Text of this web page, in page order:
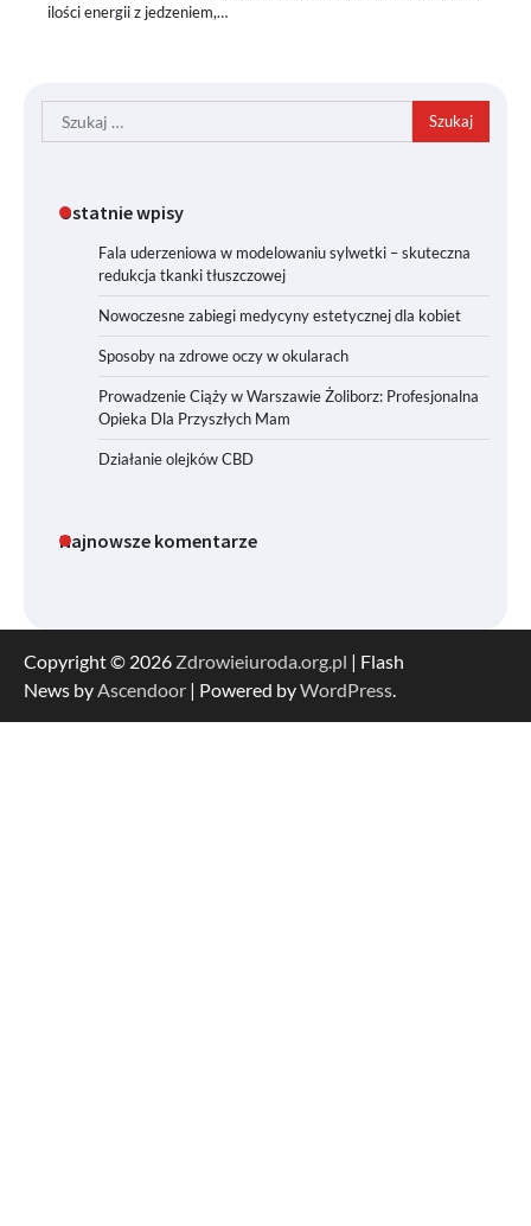
ilości energii z jedzeniem,…
Szukaj:
Ostatnie wpisy
Fala uderzeniowa w modelowaniu sylwetki – skuteczna
redukcja tkanki tłuszczowej
Nowoczesne zabiegi medycyny estetycznej dla kobiet
Sposoby na zdrowe oczy w okularach
Prowadzenie Ciąży w Warszawie Żoliborz: Profesjonalna
Opieka Dla Przyszłych Mam
Działanie olejków CBD
Najnowsze komentarze
Copyright © 2026 Zdrowieiuroda.org.pl | Flash
News byAscendoor | Powered byWordPress.